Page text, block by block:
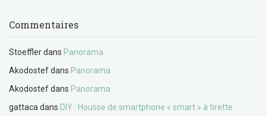
Commentaires
Stoefflerdans Panorama
Akodostefdans Panorama
Akodostefdans Panorama
gattaca dans DIY : Housse de smartphone « smart » à tirette